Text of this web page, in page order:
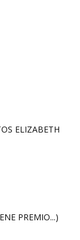
ELIZABETH
PREMIO...)